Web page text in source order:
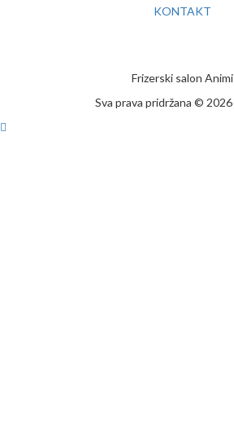
KONTAKT
Frizerski salon Animi
Sva prava pridržana © 2026